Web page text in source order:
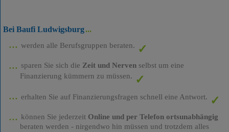
Bei Baufi Ludwigsburg
werden alle Berufsgruppen beraten.
sparen Sie sich die Zeit und Nervenselbst um eine
Finanzierung kümmern zu müssen.
erhalten Sie auf Finanzierungsfragen schnell eine Antwort.
können Sie jederzeit Online und per Telefon ortsunabhängig
beraten werden - nirgendwo hin müssen und trotzdem alles